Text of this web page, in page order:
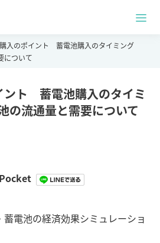
入のポイント 蓄電池購入のタイミング
について
ント 蓄電池購入のタイミ
の流通量と需要について
Pocket
電池の経済効果シミュレーショ